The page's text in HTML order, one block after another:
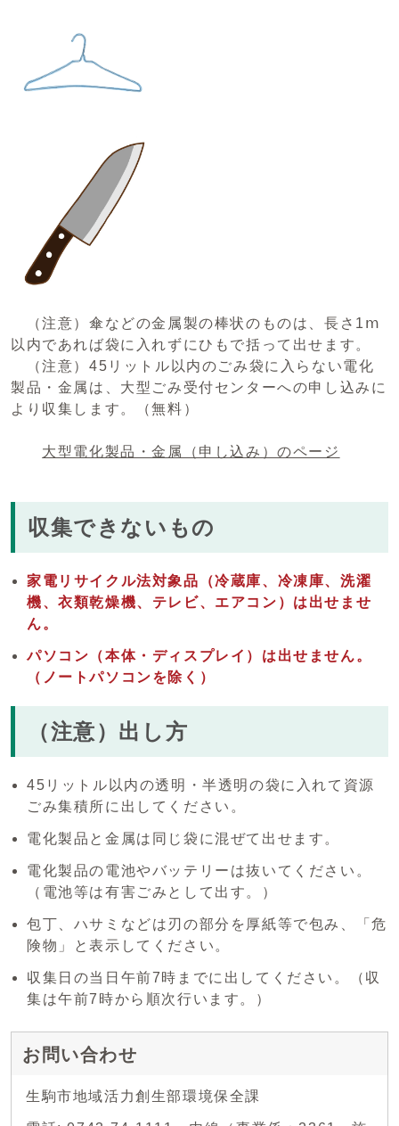
（注意）傘などの金属製の棒状のものは、長さ1ⅿ
以内であれば袋に入れずにひもで括って出せます。
（注意）45リットル以内のごみ袋に入らない電化
製品・金属は、大型ごみ受付センターへの申し込みに
より収集します。（無料）
大型電化製品・金属（申し込み）のページ
収集できないもの
家電リサイクル法対象品（冷蔵庫、冷凍庫、洗濯
機、衣類乾燥機、テレビ、エアコン）は出せませ
ん。
パソコン（本体・ディスプレイ）は出せません。
（ノートパソコンを除く）
（注意）出し方
45リットル以内の透明・半透明の袋に入れて資源
ごみ集積所に出してください。
電化製品と金属は同じ袋に混ぜて出せます。
電化製品の電池やバッテリーは抜いてください。
（電池等は有害ごみとして出す。）
包丁、ハサミなどは刃の部分を厚紙等で包み、「危
険物」と表示してください。
収集日の当日午前7時までに出してください。（収
集は午前7時から順次行います。）
お問い合わせ
生駒市地域活力創生部環境保全課